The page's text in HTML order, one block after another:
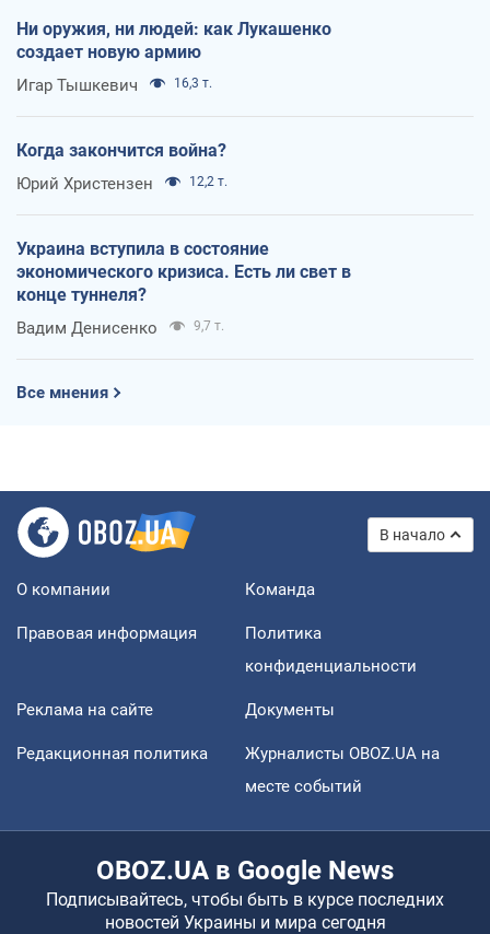
Ни оружия, ни людей: как Лукашенко
создает новую армию
Игар Тышкевич 16,3 т.
Когда закончится война?
Юрий Христензен 12,2 т.
Украина вступила в состояние
экономического кризиса. Есть ли свет в
конце туннеля?
Вадим Денисенко 9,7 т.
Все мнения
В начало
О компании Команда
Правовая информация
Политика
конфиденциальности
Реклама на сайте Документы
Редакционная политика
Журналисты OBOZ.UA на
месте событий
OBOZ.UA в Google News
Подписывайтесь, чтобы быть в курсе последних
новостей Украины и мира сегодня